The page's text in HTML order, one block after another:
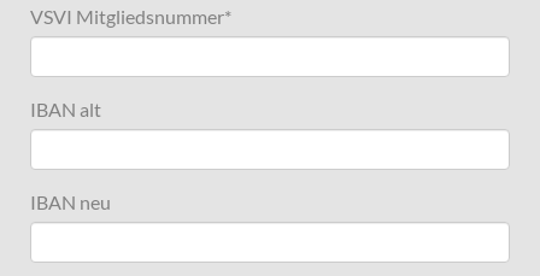
VSVI Mitgliedsnummer*
IBAN alt
IBAN neu